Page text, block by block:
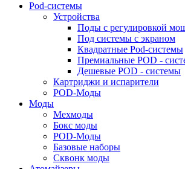
Pod-системы
Устройства
Поды с регулировкой
Под системы с экраном
Квадратные Pod-системы
Премиальные POD -
Дешевые POD - системы
Картриджи и испарители
POD-Моды
Моды
Мехмоды
Бокс моды
POD-Моды
Базовые наборы
Сквонк моды